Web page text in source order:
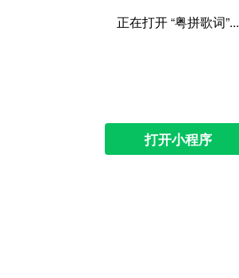
正在打开 “粤拼歌词”...
打开小程序